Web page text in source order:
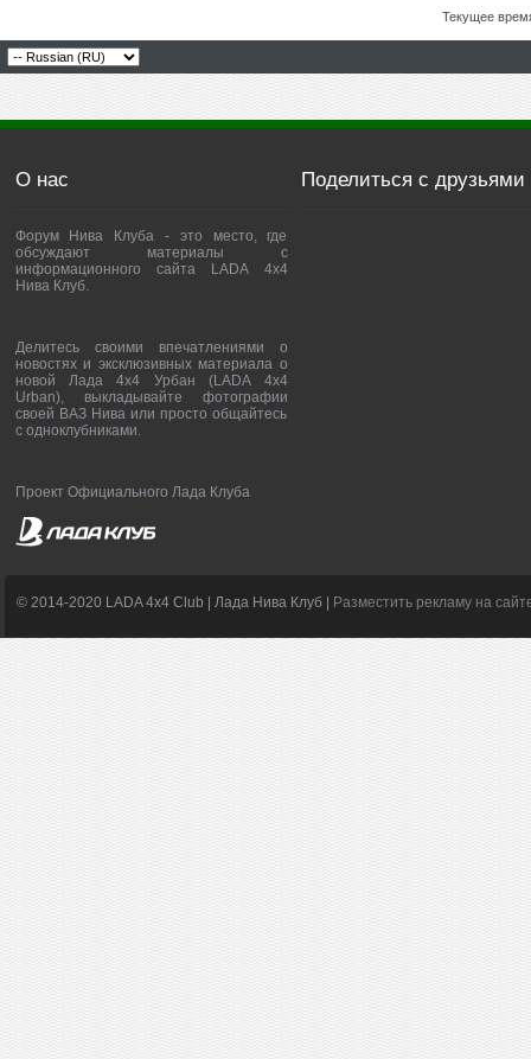
Текущее
О нас
Форум Нива Клуба - это место, где
обсуждают материалы с
информационного сайта LADA 4x4
Нива Клуб.
Делитесь своими впечатлениями о
новостях и эксклюзивных материала о
новой Лада 4х4 Урбан (LADA 4x4
Urban), выкладывайте фотографии
своей ВАЗ Нива или просто общайтесь
с одноклубниками.
Проект Официального Лада Клуба
Поделиться с друзьями
© 2014-2020 LADA 4x4 Club | Лада Нива Клуб | Разместить рекламу на